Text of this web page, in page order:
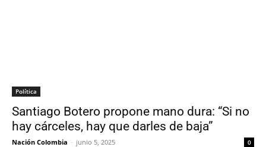
Política
Santiago Botero propone mano dura: “Si no
hay cárceles, hay que darles de baja”
Nación Colombia - junio 5, 2025 0